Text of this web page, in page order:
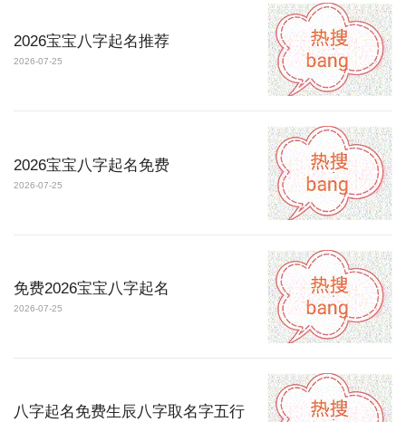
2026宝宝八字起名推荐
2026-07-25
2026宝宝八字起名免费
2026-07-25
免费2026宝宝八字起名
2026-07-25
八字起名免费生辰八字取名字五行